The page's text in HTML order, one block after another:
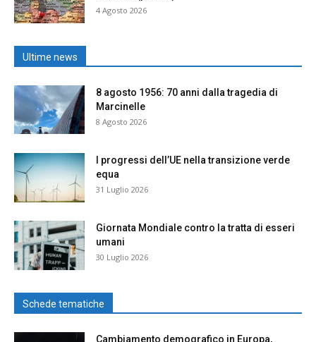
4 Agosto 2026
Ultime news
8 agosto 1956: 70 anni dalla tragedia di
Marcinelle
8 Agosto 2026
I progressi dell’UE nella transizione verde
equa
31 Luglio 2026
Giornata Mondiale contro la tratta di esseri
umani
30 Luglio 2026
Schede tematiche
Cambiamento demografico in Europa,